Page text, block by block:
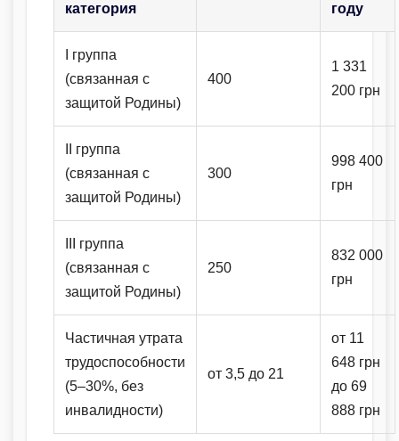
категория
году
I группа
(связанная с
защитой Родины)
400
1 331
200 грн
II группа
(связанная с
защитой Родины)
300
998 400
грн
III группа
(связанная с
защитой Родины)
250
832 000
грн
Частичная утрата
трудоспособности
(5–30%, без
инвалидности)
от 3,5 до 21
от 11
648 грн
до 69
888 грн